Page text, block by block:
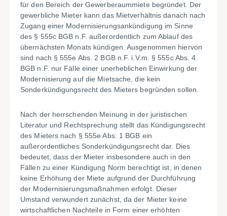
für den Bereich der Gewerberaummiete begründet. Der
gewerbliche Mieter kann das Mietverhältnis danach nach
Zugang einer Modernisierungsankündigung im Sinne
des § 555c BGB n.F. außerordentlich zum Ablauf des
übernächsten Monats kündigen. Ausgenommen hiervon
sind nach § 555e Abs. 2 BGB n.F. i.V.m. § 555c Abs. 4
BGB n.F. nur Fälle einer unerheblichen Einwirkung der
Modernisierung auf die Mietsache, die kein
Sonderkündigungsrecht des Mieters begründen sollen.
Nach der herrschenden Meinung in der juristischen
Literatur und Rechtsprechung stellt das Kündigungsrecht
des Mieters nach § 555e Abs. 1 BGB ein
außerordentliches Sonderkündigungsrecht dar. Dies
bedeutet, dass der Mieter insbesondere auch in den
Fällen zu einer Kündigung Norm berechtigt ist, in denen
keine Erhöhung der Miete aufgrund der Durchführung
der Modernisierungsmaßnahmen erfolgt. Dieser
Umstand verwundert zunächst, da der Mieter keine
wirtschaftlichen Nachteile in Form einer erhöhten